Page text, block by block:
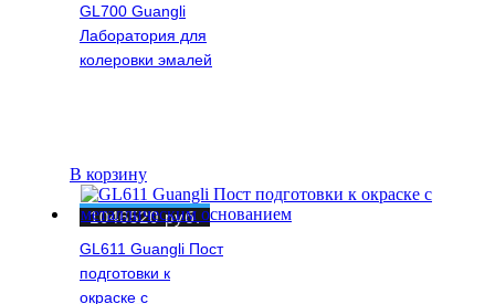
GL700 Guangli
Лаборатория для
колеровки эмалей
В корзину
GL611 Guangli Пост
подготовки к
окраске с
1046520руб.